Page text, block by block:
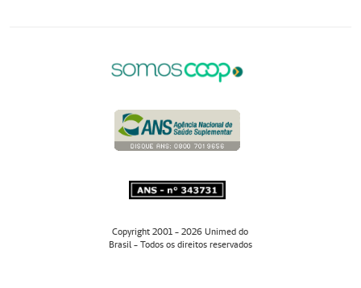
Copyright 2001 - 2026 Unimed do
Brasil - Todos os direitos reservados